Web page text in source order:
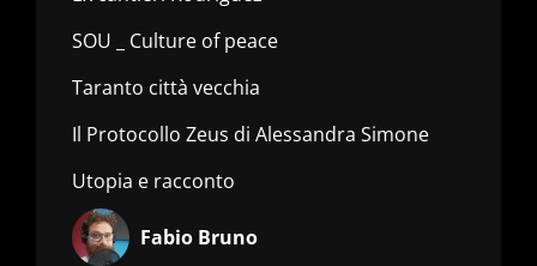
SOU _ Culture of peace
Taranto città vecchia
Il Protocollo Zeus di Alessandra Simone
Utopia e racconto
Fabio Bruno